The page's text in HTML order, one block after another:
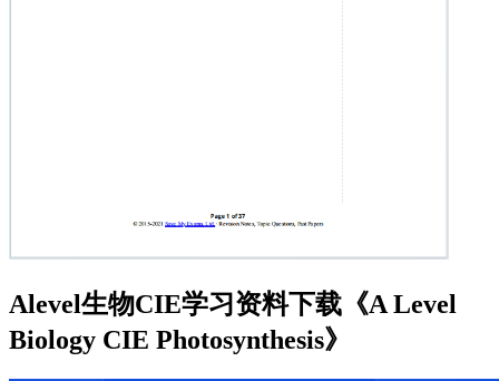
Alevel生物CIE学习资料下载《A Level
Biology CIE Photosynthesis》